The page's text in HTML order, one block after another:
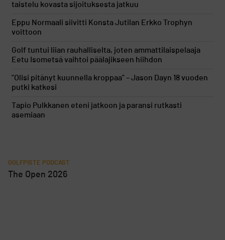
taistelu kovasta sijoituksesta jatkuu
Eppu Normaali siivitti Konsta Jutilan Erkko Trophyn
voittoon
Golf tuntui liian rauhalliselta, joten ammattilaispelaaja
Eetu Isometsä vaihtoi päälajikseen hiihdon
"Olisi pitänyt kuunnella kroppaa" – Jason Dayn 18 vuoden
putki katkesi
Tapio Pulkkanen eteni jatkoon ja paransi rutkasti
asemiaan
GOLFPISTE PODCAST
The Open 2026